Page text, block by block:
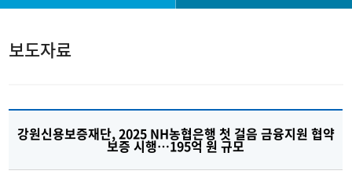
보도자료
강원신용보증재단, 2025 NH농협은행 첫 걸음 금융지원 협약
보증 시행…195억 원 규모